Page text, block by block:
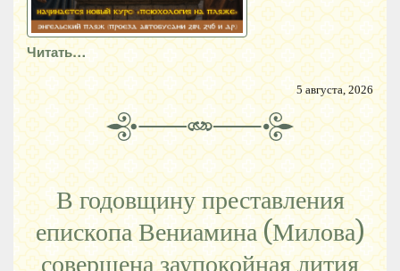
Читать…
5 августа, 2026
В годовщину преставления
епископа Вениамина (Милова)
совершена заупокойная лития